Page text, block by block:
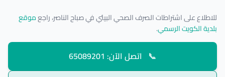
للاطلاع على اشتراطات الصرف الصحي البيئي في صباح الناصر، راجعموقع
بلدية الكويت الرسمي.
📞 اتصل الآن: 65089201